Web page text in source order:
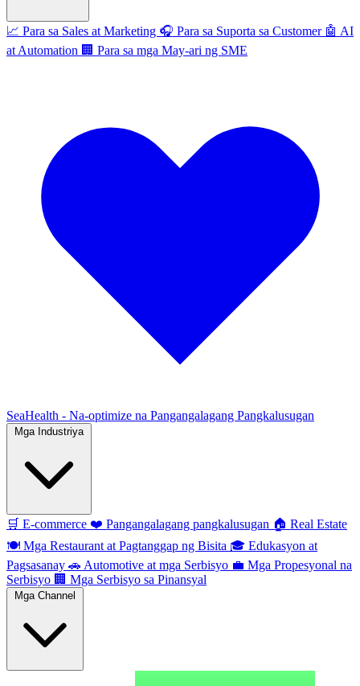
📈 Para sa Sales at Marketing 🎧 Para sa Suporta sa Customer 🤖 AI
at Automation 🏢 Para sa mga May-ari ng SME
SeaHealth - Na-optimize na Pangangalagang Pangkalusugan
Mga Industriya
🛒 E-commerce ❤️ Pangangalagang pangkalusugan 🏠 Real Estate
🍽️ Mga Restaurant at Pagtanggap ng Bisita 🎓 Edukasyon at
Pagsasanay 🚗 Automotive at mga Serbisyo 💼 Mga Propesyonal na
Serbisyo 🏢 Mga Serbisyo sa Pinansyal